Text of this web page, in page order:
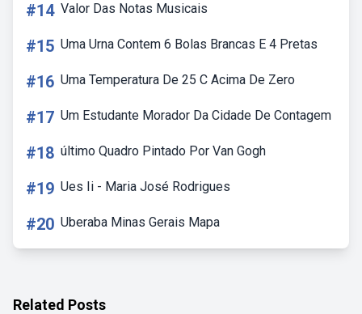
#14 Valor Das Notas Musicais
#15 Uma Urna Contem 6 Bolas Brancas E 4 Pretas
#16 Uma Temperatura De 25 C Acima De Zero
#17 Um Estudante Morador Da Cidade De Contagem
#18 último Quadro Pintado Por Van Gogh
#19 Ues Ii - Maria José Rodrigues
#20 Uberaba Minas Gerais Mapa
Related Posts